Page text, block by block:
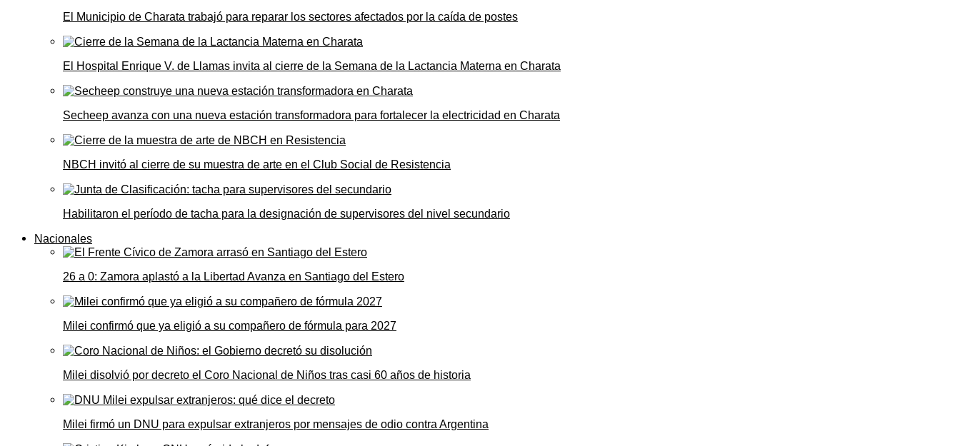
El Municipio de Charata trabajó para reparar los sectores afectados por la caída de postes
El Hospital Enrique V. de Llamas invita al cierre de la Semana de la Lactancia Materna en Charata
Secheep avanza con una nueva estación transformadora para fortalecer la electricidad en Charata
NBCH invitó al cierre de su muestra de arte en el Club Social de Resistencia
Habilitaron el período de tacha para la designación de supervisores del nivel secundario
Nacionales
26 a 0: Zamora aplastó a la Libertad Avanza en Santiago del Estero
Milei confirmó que ya eligió a su compañero de fórmula para 2027
Milei disolvió por decreto el Coro Nacional de Niños tras casi 60 años de historia
Milei firmó un DNU para expulsar extranjeros por mensajes de odio contra Argentina